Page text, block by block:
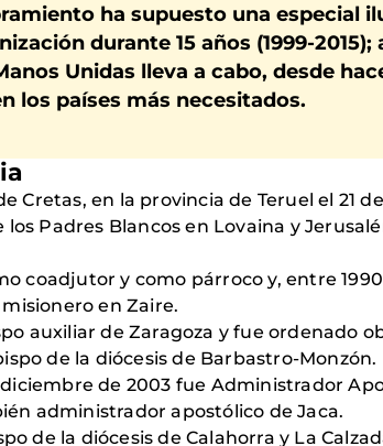
ha supuesto una especial
durante 15 años (1999-
Unidas lleva a cabo, desde
los países más necesitados.
Cretas, en la provincia de Teruel el 21
Padres Blancos en Lovaina y
coadjutor y como párroco y, entre
en Zaire.
auxiliar de Zaragoza y fue ordenado
de la diócesis de Barbastro-Monzón.
de 2003 fue Administrador
administrador apostólico de Jaca.
de la diócesis de Calahorra y La